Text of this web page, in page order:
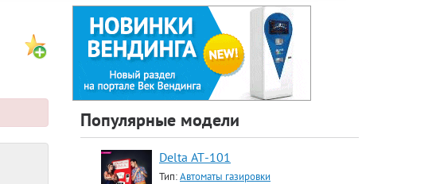
Популярные модели
Delta АТ-101
Тип:Автоматы газировки